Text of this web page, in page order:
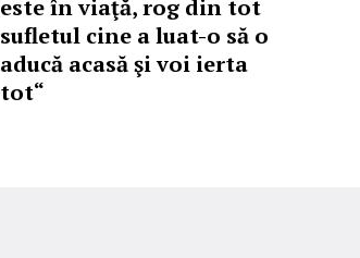
este în viaţă, rog din tot
sufletul cine a luat-o să o
aducă acasă şi voi ierta
tot“